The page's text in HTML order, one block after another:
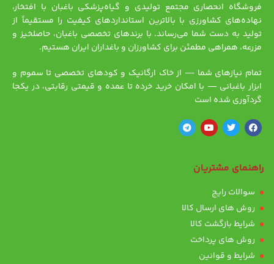
فروشگاه انحصاری مجتمع تولیدی و گیاه‌پزشکی باغبان با افتخار،
نهاده‌های کشاورزی با بالاترین استانداردهای کیفیت را مستقیماً از
تولید به دست شما می‌رساند. با برندهای تخصصی باغبان، حاصلخیز و
مزرعه، همراهی مطمئن برای کشاورزان و باغداران ایران هستیم.
تمام نیازهای شما — از خاک ارگانیک و کودهای تخصصی تا سموم و
ابزار باغبانی — با امکان خرید خرده تا عمده و قیمتی رقابتی، در یکجا
گردآوری شده است
راهنمای مشتریان
سوالات رایج
روش های ارسال کالا
شرایط بازگشت کالا
روش های پرداخت
شرایط و قوانین